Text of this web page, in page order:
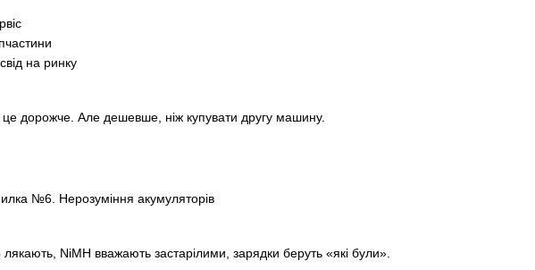
на ринку
це дорожче. Але дешевше, ніж купувати другу машину.
№6. Нерозуміння акумуляторів
лякають, NiMH вважають застарілими, зарядки беруть «які були».